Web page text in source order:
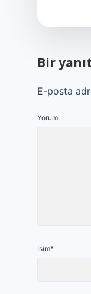
Bir
E-posta
Yorum
İsim*